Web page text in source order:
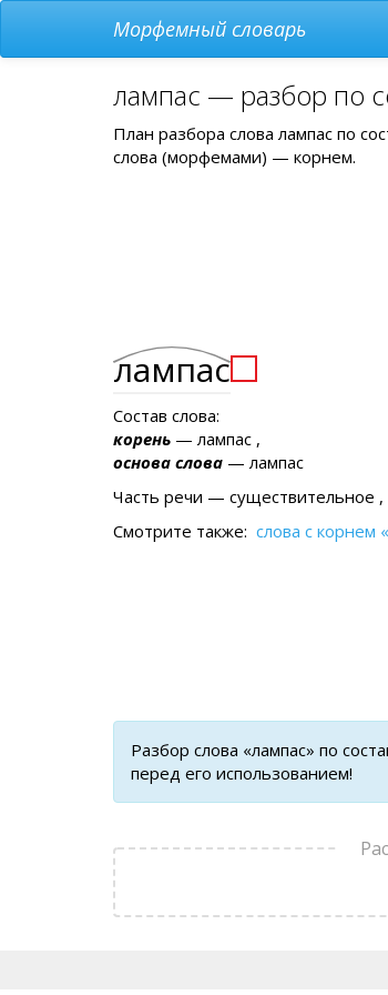
Морфемный словарь
лампас — разбор по
План разбора слова лампас по
слова (морфемами) — корнем.
лампас
Состав слова:
корень — лампас ,
основа слова — лампас
Часть речи — существительное ,
Смотрите также: слова с корнем
Разбор слова «лампас» по
перед его использованием!